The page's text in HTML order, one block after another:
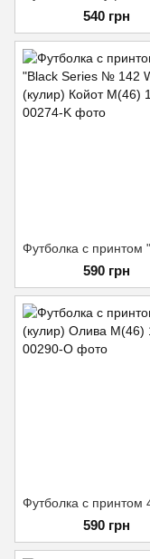
540 грн
590 грн
590 грн